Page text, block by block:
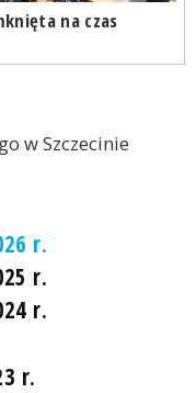
na czas
w Szczecinie
r.
r.
r.
r.